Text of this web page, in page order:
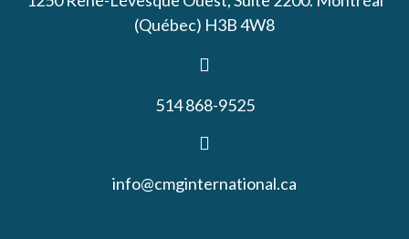
(Québec) H3B 4W8
514 868-9525
info@cmginternational.ca